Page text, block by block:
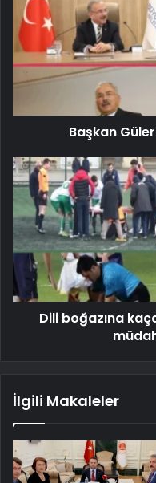
Başkan
Dili boğazına
İlgili Makaleler